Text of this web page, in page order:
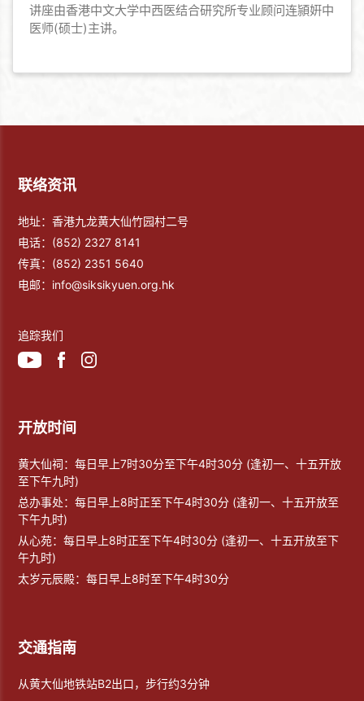
讲座由香港中文大学中西医结合研究所专业顾问连頴姸中
医师(硕士)主讲。
联络资讯
地址：香港九龙黄大仙竹园村二号
电话： (852) 2327 8141
传真： (852) 2351 5640
电邮： info@siksikyuen.org.hk
追踪我们
开放时间
黄大仙祠：每日早上7时30分至下午4时30分 (逢初一、十五开放
至下午九时)
总办事处：每日早上8时正至下午4时30分 (逢初一、十五开放至
下午九时)
从心苑：每日早上8时正至下午4时30分 (逢初一、十五开放至下
午九时)
太岁元辰殿：每日早上8时至下午4时30分
交通指南
从黄大仙地铁站B2出口，步行约3分钟